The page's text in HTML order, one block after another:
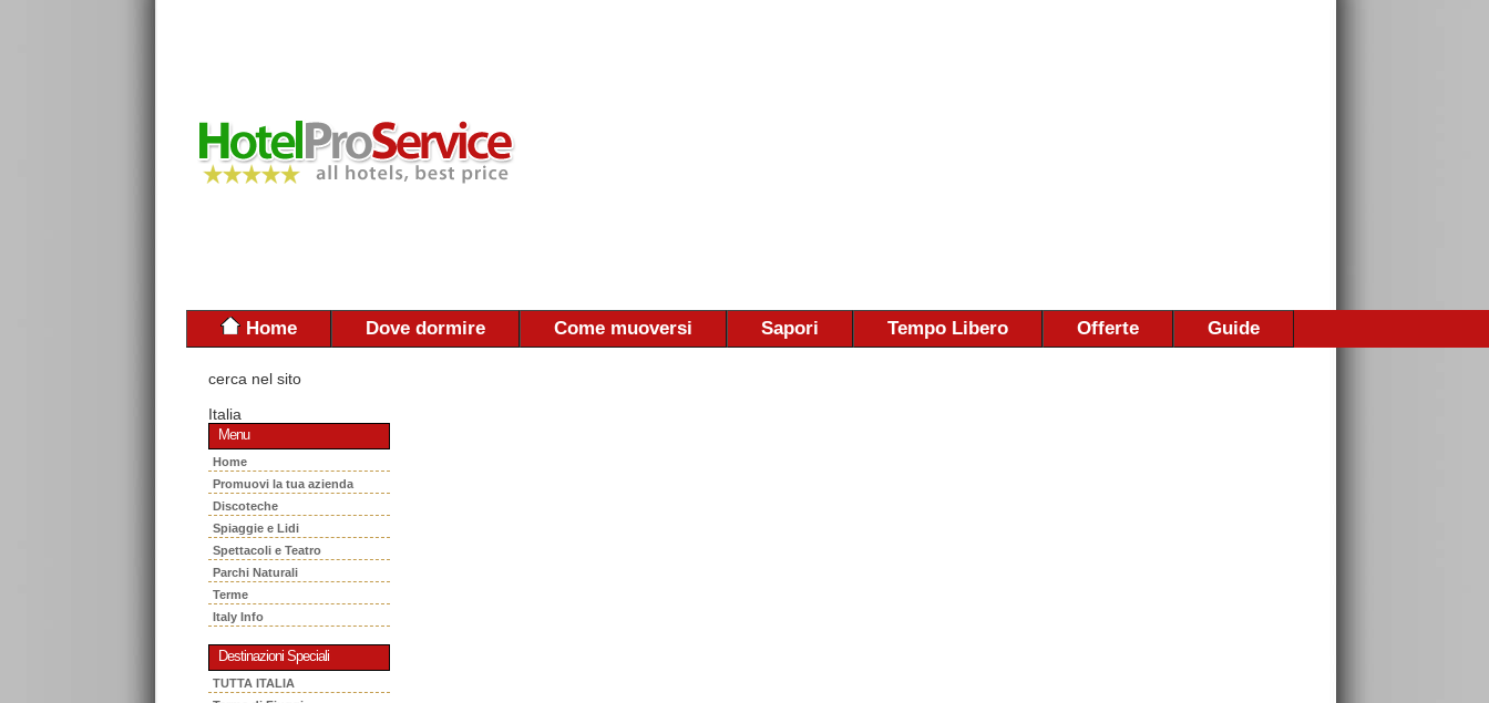
Home Dove dormire Come muoversi Sapori Tempo Libero Offerte Guide
cerca nel sito
Italia
Menu
Home
Promuovi la tua azienda
Discoteche
Spiaggie e Lidi
Spettacoli e Teatro
Parchi Naturali
Terme
Italy Info
Destinazioni Speciali
TUTTA ITALIA